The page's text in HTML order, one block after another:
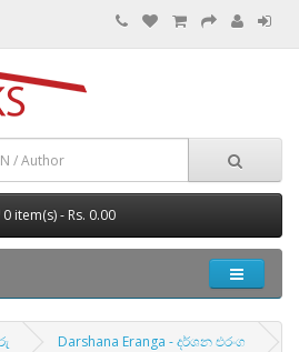
0 item(s) - Rs. 0.00
Darshana Eranga - දර්ශන එරංග